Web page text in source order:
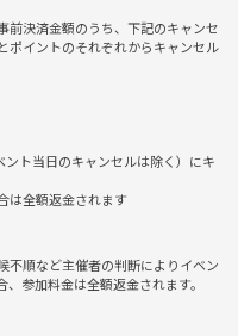
前決済金額のうち、下記のキャンセ
ポイントのそれぞれからキャンセル
ント当日のキャンセルは除く）にキ
は全額返金されます
不順など主催者の判断によりイベン
参加料金は全額返金されます。